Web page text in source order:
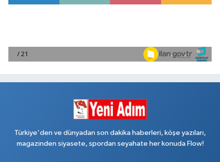
Türkiye'den ve dünyadan son dakika haberleri, köşe yazıları,
magazinden siyasete, spordan seyahate her konuda Flow!